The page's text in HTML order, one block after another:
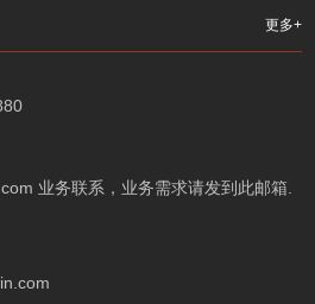
更多+
业务联系，业务需求请发到此邮箱.